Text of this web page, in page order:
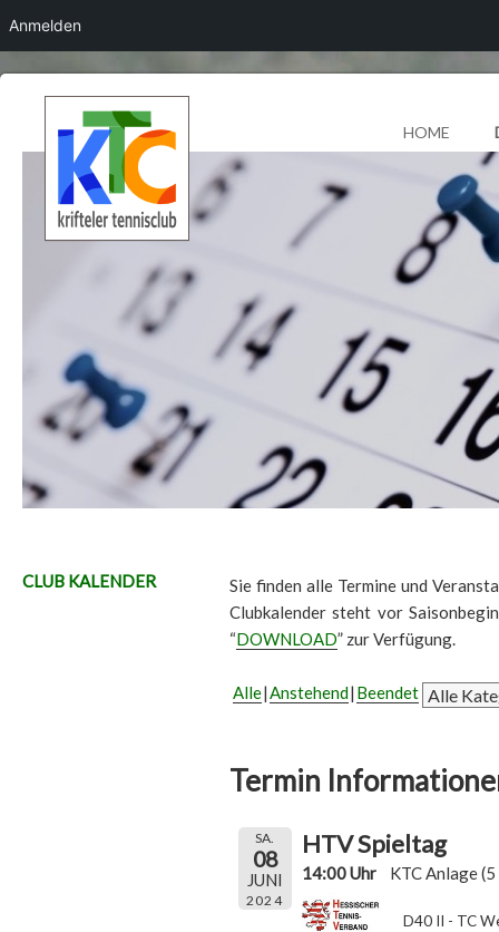
HOME
CLUB KALENDER
Sie finden alle Termine und
Clubkalender steht vor
“DOWNLOAD” zur Verfügung.
Alle Anstehend Beendet
Termin
SA.
08
JUNI
2024
HTV Spieltag
14:00 Uhr KTC Anlage
D40 II - TC
Anmelden